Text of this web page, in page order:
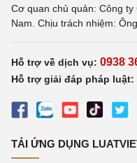
Cơ quan chủ quản: Công
Nam. Chịu trách nhiệm:
Hỗ trợ về dịch vụ: 0938
Hỗ trợ giải đáp pháp luật:
TẢI ỨNG DỤNG